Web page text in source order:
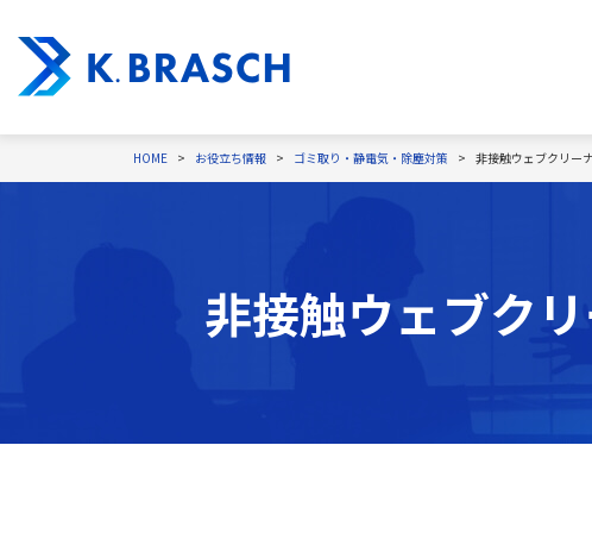
HOME お役立ち情報 ゴミ取り・静電気・除塵対策 非接触ウェブクリー
非接触ウェブク